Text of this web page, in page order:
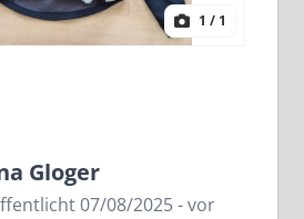
1 / 1
Gloger
07/08/2025 - vor